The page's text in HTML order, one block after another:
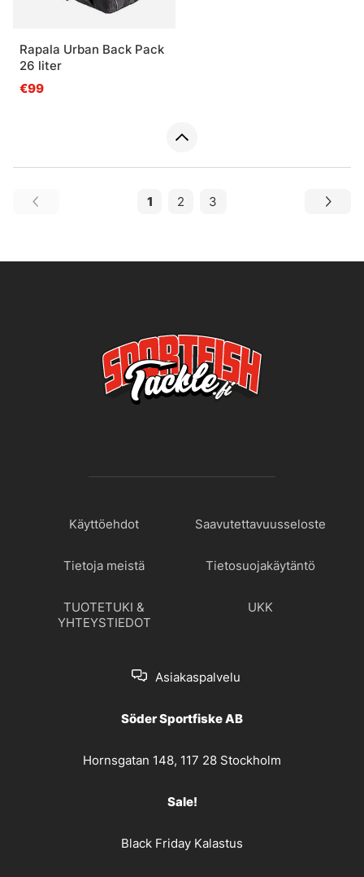
Rapala Urban Back Pack
26 liter
€99
1 2 3
Käyttöehdot Saavutettavuusseloste
Tietoja meistä Tietosuojakäytäntö
TUOTETUKI &
YHTEYSTIEDOT
UKK
Asiakaspalvelu
Söder Sportfiske AB
Hornsgatan 148, 117 28 Stockholm
Sale!
Black Friday Kalastus